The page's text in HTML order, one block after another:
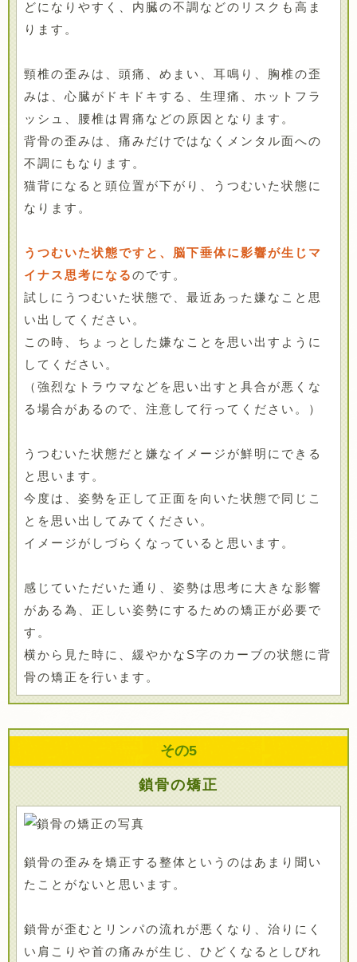
どになりやすく、内臓の不調などのリスクも高ま
ります。
頸椎の歪みは、頭痛、めまい、耳鳴り、胸椎の歪
みは、心臓がドキドキする、生理痛、ホットフラ
ッシュ、腰椎は胃痛などの原因となります。
背骨の歪みは、痛みだけではなくメンタル面への
不調にもなります。
猫背になると頭位置が下がり、うつむいた状態に
なります。
うつむいた状態ですと、脳下垂体に影響が生じマ
イナス思考になるのです。
試しにうつむいた状態で、最近あった嫌なこと思
い出してください。
この時、ちょっとした嫌なことを思い出すように
してください。
（強烈なトラウマなどを思い出すと具合が悪くな
る場合があるので、注意して行ってください。）
うつむいた状態だと嫌なイメージが鮮明にできる
と思います。
今度は、姿勢を正して正面を向いた状態で同じこ
とを思い出してみてください。
イメージがしづらくなっていると思います。
感じていただいた通り、姿勢は思考に大きな影響
がある為、正しい姿勢にするための矯正が必要で
す。
横から見た時に、緩やかなS字のカーブの状態に背
骨の矯正を行います。
その5
鎖骨の矯正
鎖骨の歪みを矯正する整体というのはあまり聞い
たことがないと思います。
鎖骨が歪むとリンパの流れが悪くなり、治りにく
い肩こりや首の痛みが生じ、ひどくなるとしびれ